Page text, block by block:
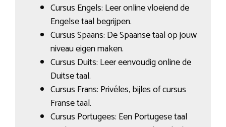
Cursus Engels: Leer online vloeiend de
Engelse taal begrijpen.
Cursus Spaans: De Spaanse taal op jouw
niveau eigen maken.
Cursus Duits: Leer eenvoudig online de
Duitse taal.
Cursus Frans: Privéles, bijles of cursus
Franse taal.
Cursus Portugees: Een Portugese taal